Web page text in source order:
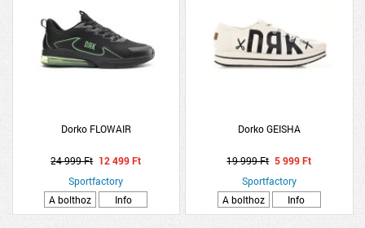
Dorko FLOWAIR
24 999 Ft 12 499 Ft
Sportfactory
A bolthoz
Info
Dorko GEISHA
19 999 Ft 5 999 Ft
Sportfactory
A bolthoz
Info